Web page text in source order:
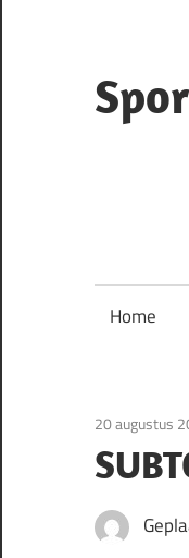
de
inhoud
Home
20 augustus